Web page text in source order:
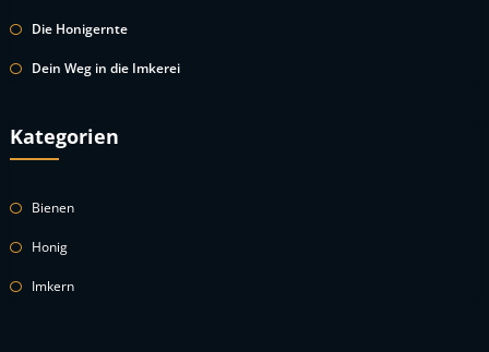
Die Honigernte
Dein Weg in die Imkerei
Kategorien
Bienen
Honig
Imkern